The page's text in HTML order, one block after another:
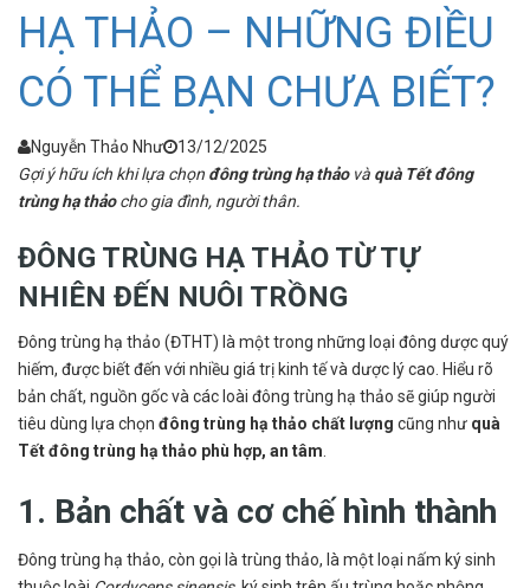
HẠ THẢO – NHỮNG ĐIỀU
CÓ THỂ BẠN CHƯA BIẾT?
Nguyễn Thảo Như
13/12/2025
Gợi ý hữu ích khi lựa chọn đông trùng hạ thảovà quà Tết đông
trùng hạ thảocho gia đình, người thân.
ĐÔNG TRÙNG HẠ THẢO TỪ TỰ
NHIÊN ĐẾN NUÔI TRỒNG
Đông trùng hạ thảo (ĐTHT) là một trong những loại đông dược quý
hiếm, được biết đến với nhiều giá trị kinh tế và dược lý cao. Hiểu rõ
bản chất, nguồn gốc và các loài đông trùng hạ thảo sẽ giúp người
tiêu dùng lựa chọn đông trùng hạ thảo chất lượng cũng như quà
Tết đông trùng hạ thảo phù hợp, an tâm
1. Bản chất và cơ chế hình thành
Đông trùng hạ thảo, còn gọi là trùng thảo, là một loại nấm ký sinh